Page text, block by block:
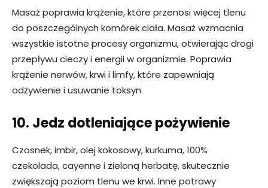
Masaż poprawia krążenie, które przenosi więcej tlenu
do poszczególnych komórek ciała. Masaż wzmacnia
wszystkie istotne procesy organizmu, otwierając drogi
przepływu cieczy i energii w organizmie. Poprawia
krążenie nerwów, krwi i limfy, które zapewniają
odżywienie i usuwanie toksyn.
10. Jedz dotleniające pożywienie
Czosnek, imbir, olej kokosowy, kurkuma, 100%
czekolada, cayenne i zieloną herbatę, skutecznie
zwiększają poziom tlenu we krwi. Inne potrawy